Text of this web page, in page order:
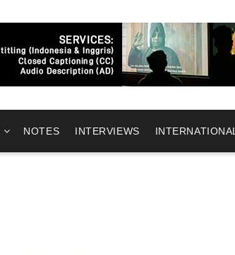
NOTES INTERVIEWS INTERNATIONAL